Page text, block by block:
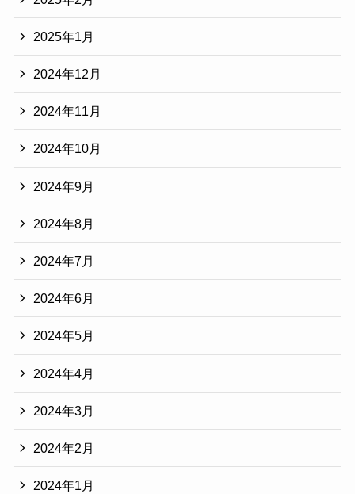
2025年1月
2024年12月
2024年11月
2024年10月
2024年9月
2024年8月
2024年7月
2024年6月
2024年5月
2024年4月
2024年3月
2024年2月
2024年1月